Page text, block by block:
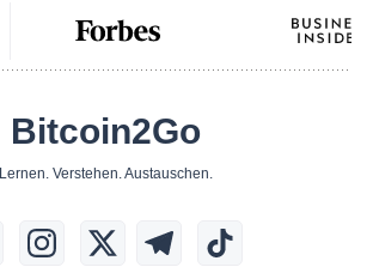
Bitcoin2Go
Lernen. Verstehen. Austauschen.